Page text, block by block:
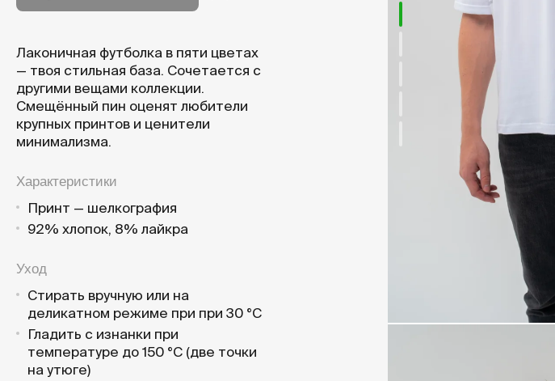
Лаконичная футболка в пяти цветах
— твоя стильная база. Сочетается с
другими вещами коллекции.
Смещённый пин оценят любители
крупных принтов и ценители
минимализма.
Характеристики
Принт — шелкография
92% хлопок, 8% лайкра
Уход
Стирать вручную или на
деликатном режиме при при 30 °C
Гладить с изнанки при
температуре до 150 °C (две точки
на утюге)